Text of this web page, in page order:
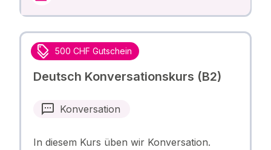
500 CHF Gutschein
Deutsch Konversationskurs (B2)
Konversation
In diesem Kurs üben wir Konversation.